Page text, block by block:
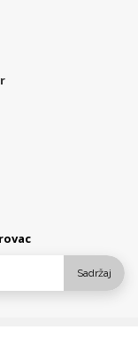
Sadržaj